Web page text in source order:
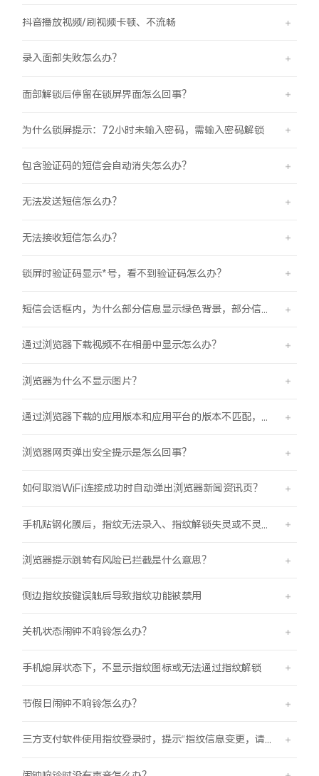
抖音播放视频/刷视频卡顿、不流畅
录入面部失败怎么办？
面部解锁后停留在锁屏界面怎么回事？
为什么锁屏提示：72小时未输入密码，需输入密码解锁
包含验证码的短信会自动消失怎么办？
无法发送短信怎么办？
无法接收短信怎么办？
锁屏时验证码显示*号，看不到验证码怎么办？
通过浏览器下载视频不在相册中显示怎么办？
浏览器为什么不显示图片？
浏览器网页弹出安全提示是怎么回事？
如何取消WiFi连接成功时自动弹出浏览器新闻资讯页？
浏览器提示跳转有风险已拦截是什么意思？
侧边指纹按键误触后导致指纹功能被禁用
关机状态闹钟不响铃怎么办？
手机熄屏状态下，不显示指纹图标或无法通过指纹解锁
节假日闹钟不响铃怎么办？
三方支付软件使用指纹登录时，提示“指纹信息变更，请重新验证登录信息后使用”